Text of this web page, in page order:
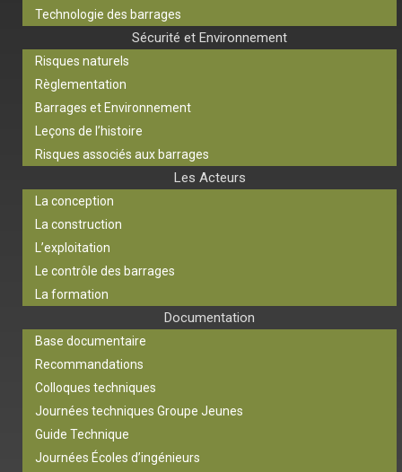
Technologie des barrages
Sécurité et Environnement
Risques naturels
Règlementation
Barrages et Environnement
Leçons de l’histoire
Risques associés aux barrages
Les Acteurs
La conception
La construction
L’exploitation
Le contrôle des barrages
La formation
Documentation
Base documentaire
Recommandations
Colloques techniques
Journées techniques Groupe Jeunes
Guide Technique
Journées Écoles d’ingénieurs